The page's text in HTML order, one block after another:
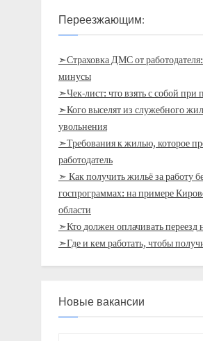
Переезжающим:
➣Страховка ДМС от
минусы
➣Чек-лист: что взять с собой при
➣Кого выселят из служебного
увольнения
➣Требования к жилью, которое
работодатель
➣ Как получить жильё за работу
госпрограммах: на примере
области
➣Кто должен оплачивать переезд
➣Где и кем работать, чтобы
Новые вакансии